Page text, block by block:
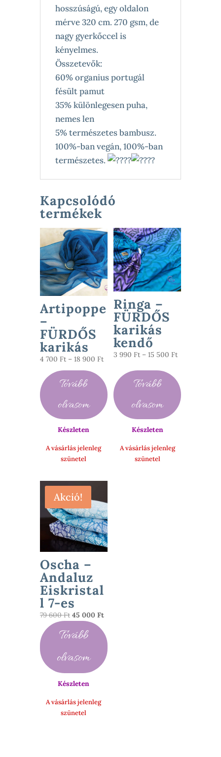
hosszúságú, egy oldalon
mérve 320 cm. 270 gsm, de
nagy gyerkőccel is
kényelmes.
Összetevők:
60% organius portugál
fésült pamut
35% különlegesen puha,
nemes len
5% természetes bambusz.
100%-ban vegán, 100%-ban
természetes.
Kapcsolódó
termékek
Artipoppe
–
FÜRDŐS
karikás
4 700 Ft – 18 900 FtÁrtartomány:
700 Ft
18
900 Ft
Tovább
olvasom
Készleten
A vásárlás jelenleg
szünetel
Ringa –
FÜRDŐS
karikás
kendő
3 990 Ft – 15 500 FtÁrtartomány:
-
15
500 Ft
Tovább
olvasom
Készleten
A vásárlás jelenleg
szünetel
Akció!
Oscha –
Andaluz
Eiskristal
l 7-es
79 600Ft Original
was:
600 Ft.
45 000 FtCurrent
is:
45
000 Ft.
Tovább
olvasom
Készleten
A vásárlás jelenleg
szünetel